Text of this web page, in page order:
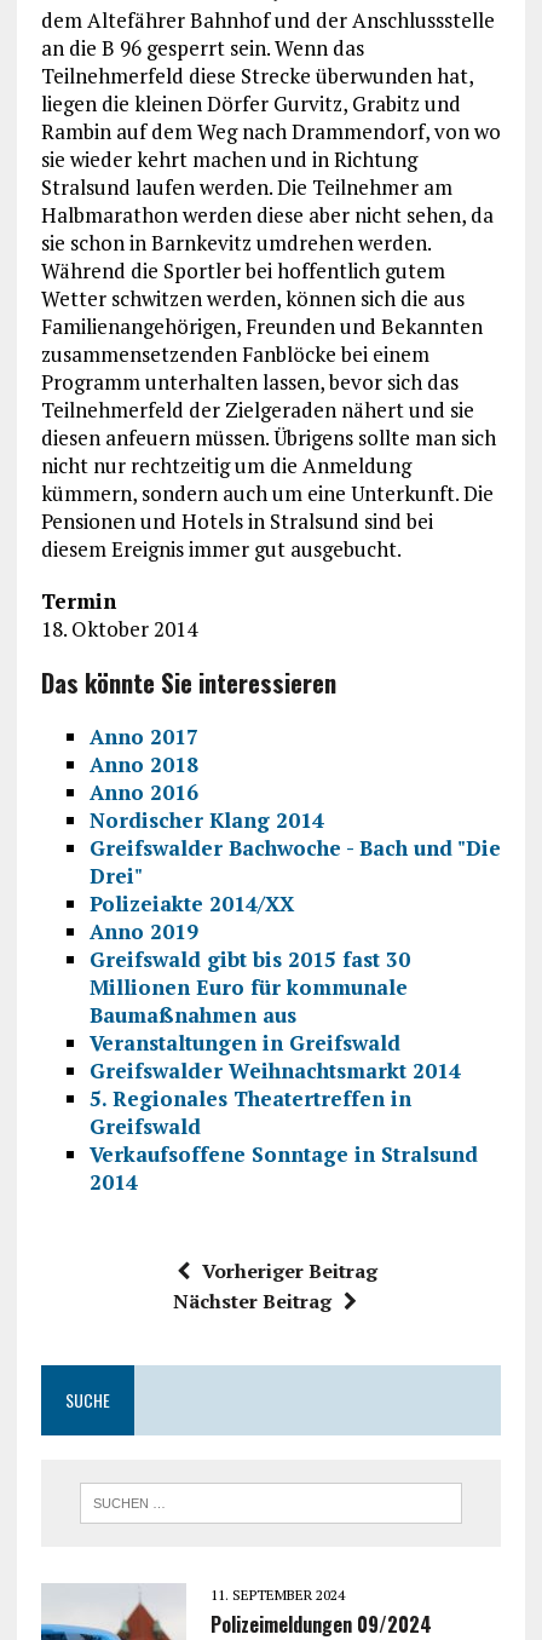
dem Altefährer Bahnhof und der Anschlussstelle
an die B 96 gesperrt sein. Wenn das
Teilnehmerfeld diese Strecke überwunden hat,
liegen die kleinen Dörfer Gurvitz, Grabitz und
Rambin auf dem Weg nach Drammendorf, von wo
sie wieder kehrt machen und in Richtung
Stralsund laufen werden. Die Teilnehmer am
Halbmarathon werden diese aber nicht sehen, da
sie schon in Barnkevitz umdrehen werden.
Während die Sportler bei hoffentlich gutem
Wetter schwitzen werden, können sich die aus
Familienangehörigen, Freunden und Bekannten
zusammensetzenden Fanblöcke bei einem
Programm unterhalten lassen, bevor sich das
Teilnehmerfeld der Zielgeraden nähert und sie
diesen anfeuern müssen. Übrigens sollte man sich
nicht nur rechtzeitig um die Anmeldung
kümmern, sondern auch um eine Unterkunft. Die
Pensionen und Hotels in Stralsund sind bei
diesem Ereignis immer gut ausgebucht.
Termin
18. Oktober 2014
Das könnte Sie interessieren
Anno 2017
Anno 2018
Anno 2016
Nordischer Klang 2014
Greifswalder Bachwoche - Bach und "Die
Drei"
Polizeiakte 2014/XX
Anno 2019
Greifswald gibt bis 2015 fast 30
Millionen Euro für kommunale
Baumaßnahmen aus
Veranstaltungen in Greifswald
Greifswalder Weihnachtsmarkt 2014
5. Regionales Theatertreffen in
Greifswald
Verkaufsoffene Sonntage in Stralsund
2014
Vorheriger Beitrag
Nächster Beitrag
SUCHE
11. SEPTEMBER 2024
Polizeimeldungen 09/2024